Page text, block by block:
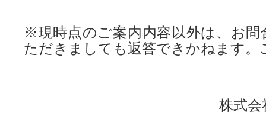
※現時点のご案内内容以外は、お問
ただきましても返答できかねます。
株式